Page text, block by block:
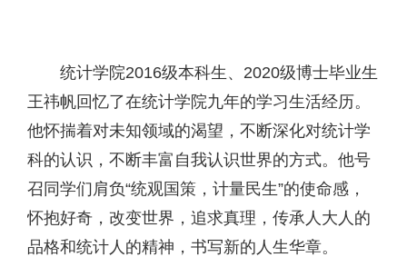
统计学院2016级本科生、2020级博士毕业生
王祎帆回忆了在统计学院九年的学习生活经历。
他怀揣着对未知领域的渴望，不断深化对统计学
科的认识，不断丰富自我认识世界的方式。他号
召同学们肩负“统观国策，计量民生”的使命感，
怀抱好奇，改变世界，追求真理，传承人大人的
品格和统计人的精神，书写新的人生华章。